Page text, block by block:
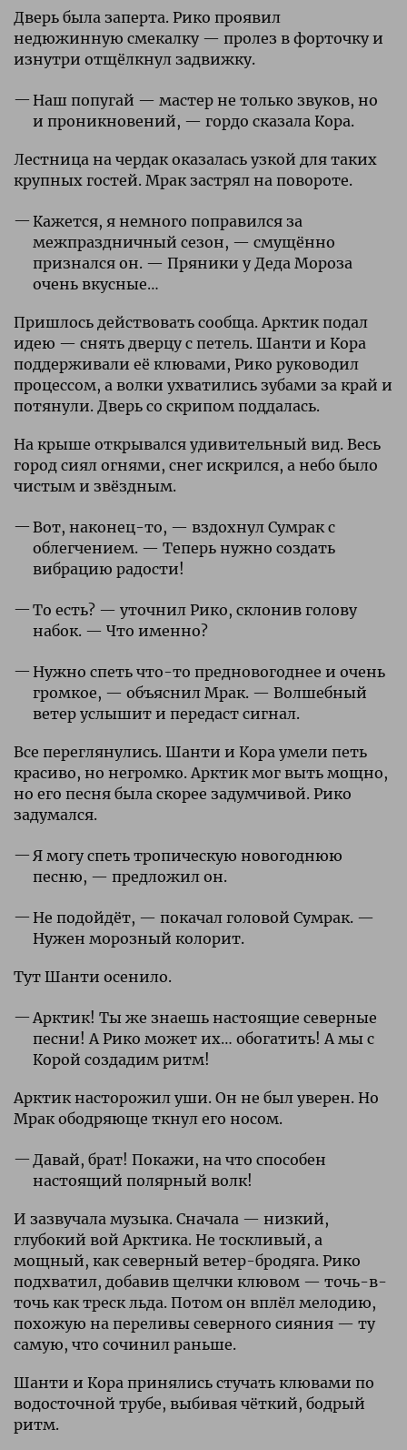
Дверь была заперта. Рико проявил
недюжинную смекалку — пролез в форточку и
изнутри отщёлкнул задвижку.
Наш попугай — мастер не только звуков, но
и проникновений, — гордо сказала Кора.
Лестница на чердак оказалась узкой для таких
крупных гостей. Мрак застрял на повороте.
Кажется, я немного поправился за
межпраздничный сезон, — смущённо
признался он. — Пряники у Деда Мороза
очень вкусные…
Пришлось действовать сообща. Арктик подал
идею — снять дверцу с петель. Шанти и Кора
поддерживали её клювами, Рико руководил
процессом, а волки ухватились зубами за край и
потянули. Дверь со скрипом поддалась.
На крыше открывался удивительный вид. Весь
город сиял огнями, снег искрился, а небо было
чистым и звёздным.
Вот, наконец-то, — вздохнул Сумрак с
облегчением. — Теперь нужно создать
вибрацию радости!
То есть? — уточнил Рико, склонив голову
набок. — Что именно?
Нужно спеть что-то предновогоднее и очень
громкое, — объяснил Мрак. — Волшебный
ветер услышит и передаст сигнал.
Все переглянулись. Шанти и Кора умели петь
красиво, но негромко. Арктик мог выть мощно,
но его песня была скорее задумчивой. Рико
задумался.
Я могу спеть тропическую новогоднюю
песню, — предложил он.
Не подойдёт, — покачал головой Сумрак. —
Нужен морозный колорит.
Тут Шанти осенило.
Арктик! Ты же знаешь настоящие северные
песни! А Рико может их… обогатить! А мы с
Корой создадим ритм!
Арктик насторожил уши. Он не был уверен. Но
Мрак ободряюще ткнул его носом.
Давай, брат! Покажи, на что способен
настоящий полярный волк!
И зазвучала музыка. Сначала — низкий,
глубокий вой Арктика. Не тоскливый, а
мощный, как северный ветер-бродяга. Рико
подхватил, добавив щелчки клювом — точь-в-
точь как треск льда. Потом он вплёл мелодию,
похожую на переливы северного сияния — ту
самую, что сочинил раньше.
Шанти и Кора принялись стучать клювами по
водосточной трубе, выбивая чёткий, бодрый
ритм.